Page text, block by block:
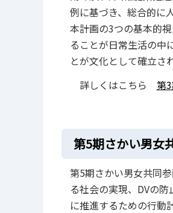
例に基づき、総合的に
本計画の3つの基本的
ることが日常生活の中
とが文化として確立さ
詳しくはこちら 第
第5期さかい男女
第5期さかい男女共同
る社会の実現、DVの
に推進するための行動